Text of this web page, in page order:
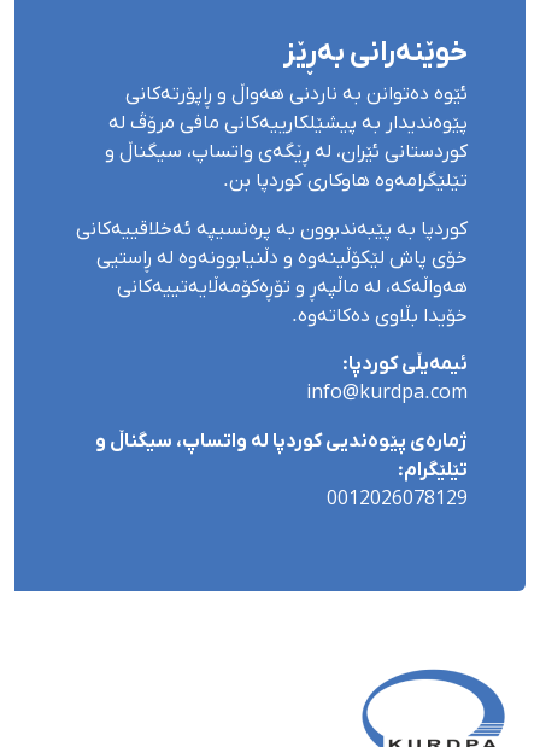
خوێنەرانی بەڕێز
ئێوە دەتوانن بە ناردنی هەواڵ و ڕاپۆرتەکانی
پێوەندیدار بە پیشێلکارییەکانی مافی مرۆڤ لە
کوردستانی ئێران، لە ڕێگەی واتساپ، سیگناڵ و
تێلێگرامەوە هاوکاری کوردپا بن.
کوردپا بە پێبەندبوون بە پرەنسیپە ئەخلاقییەکانی
خۆی پاش لێکۆڵینەوە و دڵنیابوونەوە لە ڕاستیی
هەواڵەکە، لە ماڵپەڕ و تۆڕەکۆمەڵایەتییەکانی
خۆیدا بڵاوی دەکاتەوە.
ئیمەیڵی کوردپا:
info@kurdpa.com
ژمارەی پێوەندیی کوردپا لە واتساپ، سیگناڵ و
تێلێگرام:
0012026078129